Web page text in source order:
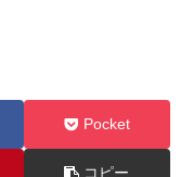
Pocket
コピー